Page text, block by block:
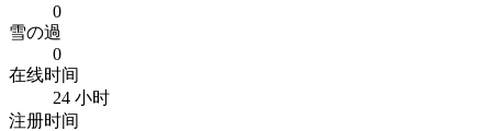
0
雪の過
0
在线时间
24 小时
注册时间